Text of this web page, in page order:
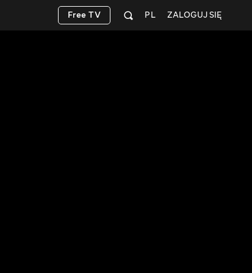
ZALOGUJ SIĘ
PL
Free TV